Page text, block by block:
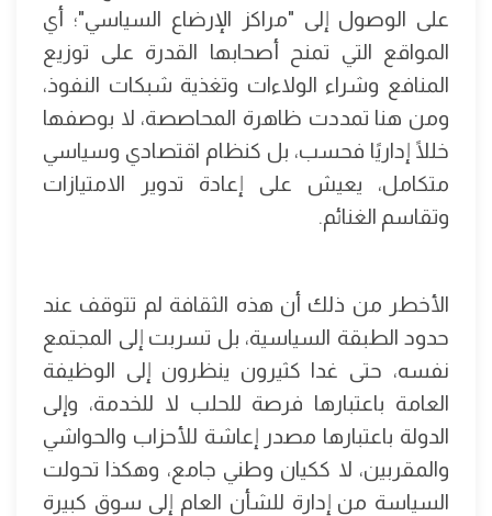
على الوصول إلى "مراكز الإرضاع السياسي"؛ أي
المواقع التي تمنح أصحابها القدرة على توزيع
المنافع وشراء الولاءات وتغذية شبكات النفوذ،
ومن هنا تمددت ظاهرة المحاصصة، لا بوصفها
خللًا إداريًا فحسب، بل كنظام اقتصادي وسياسي
متكامل، يعيش على إعادة تدوير الامتيازات
وتقاسم الغنائم.
الأخطر من ذلك أن هذه الثقافة لم تتوقف عند
حدود الطبقة السياسية، بل تسربت إلى المجتمع
نفسه، حتى غدا كثيرون ينظرون إلى الوظيفة
العامة باعتبارها فرصة للحلب لا للخدمة، وإلى
الدولة باعتبارها مصدر إعاشة للأحزاب والحواشي
والمقربين، لا ككيان وطني جامع، وهكذا تحولت
السياسة من إدارة للشأن العام إلى سوق كبيرة